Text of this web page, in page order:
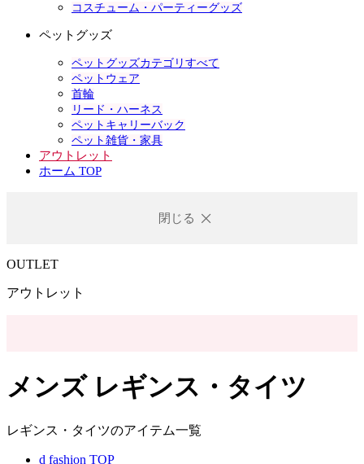
コスチューム・パーティーグッズ
ペットグッズ
ペットグッズカテゴリすべて
ペットウェア
首輪
リード・ハーネス
ペットキャリーバック
ペット雑貨・家具
アウトレット
ホーム TOP
閉じる
OUTLET
アウトレット
メンズ レギンス・タイツ
レギンス・タイツのアイテム一覧
d fashion TOP